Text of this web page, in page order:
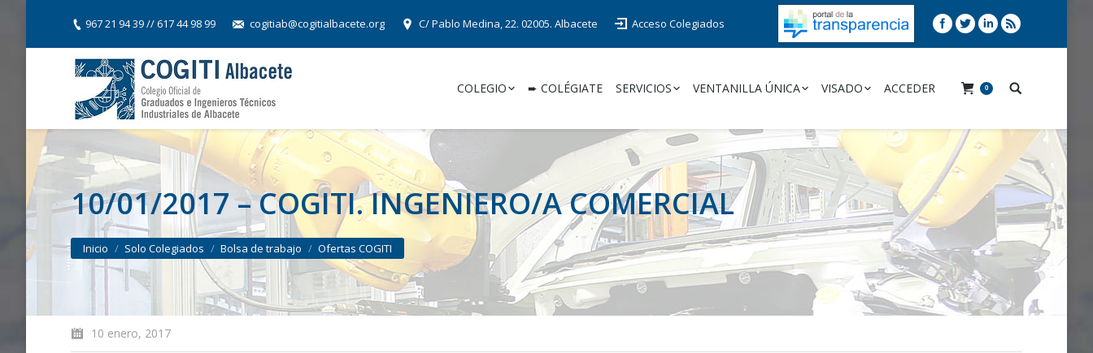
967 21 94 39 // 617 44 98 99 cogitiab@cogitialbacete.org C/ Pablo Medina, 22. 02005. Albacete Acceso Colegiados
COLEGIO ➨ COLÉGIATE SERVICIOS VENTANILLA ÚNICA VISADO ACCEDER 0
10/01/2017 – COGITI. INGENIERO/A COMERCIAL
You are here:
Inicio Solo Colegiados Bolsa de trabajo Ofertas COGITI
10 enero, 2017